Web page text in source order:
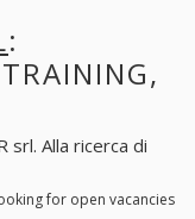
:
srl. Alla ricerca di
for open vacancies